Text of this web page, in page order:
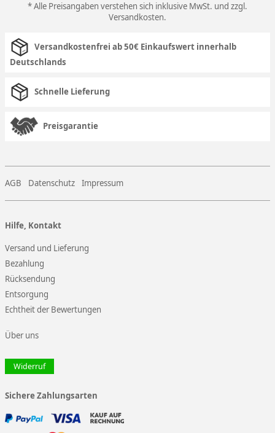
* Alle Preisangaben verstehen sich inklusive MwSt. und zzgl.
Versandkosten.
Versandkostenfrei ab 50€ Einkaufswert innerhalb
Deutschlands
Schnelle Lieferung
Preisgarantie
AGB Datenschutz Impressum
Hilfe, Kontakt
Versand und Lieferung
Bezahlung
Rücksendung
Entsorgung
Echtheit der Bewertungen
Über uns
Widerruf
Sichere Zahlungsarten